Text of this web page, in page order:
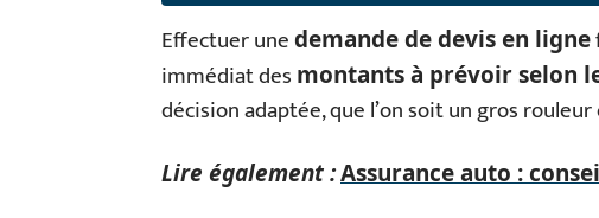
Effectuer unedemande de devis en ligne
immédiat des montants à prévoir selon
décision adaptée, que l’on soit un gros
Lire également :Assurance auto :